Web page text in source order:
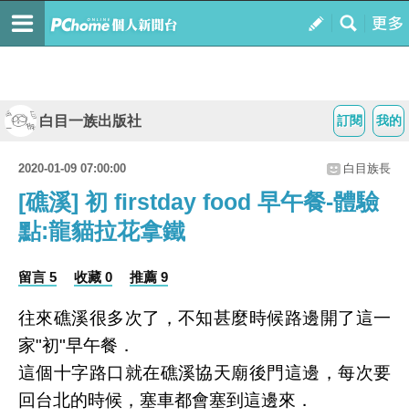
我的
訂閱
白目一族出版社
2020-01-09 07:00:00 白目族長
[礁溪] 初 firstday food 早午餐-體驗
點:龍貓拉花拿鐵
留言 5 收藏 0 推薦 9
往來礁溪很多次了，不知甚麼時候路邊開了這一
家"初"早午餐．
這個十字路口就在礁溪協天廟後門這邊，每次要
回台北的時候，塞車都會塞到這邊來．